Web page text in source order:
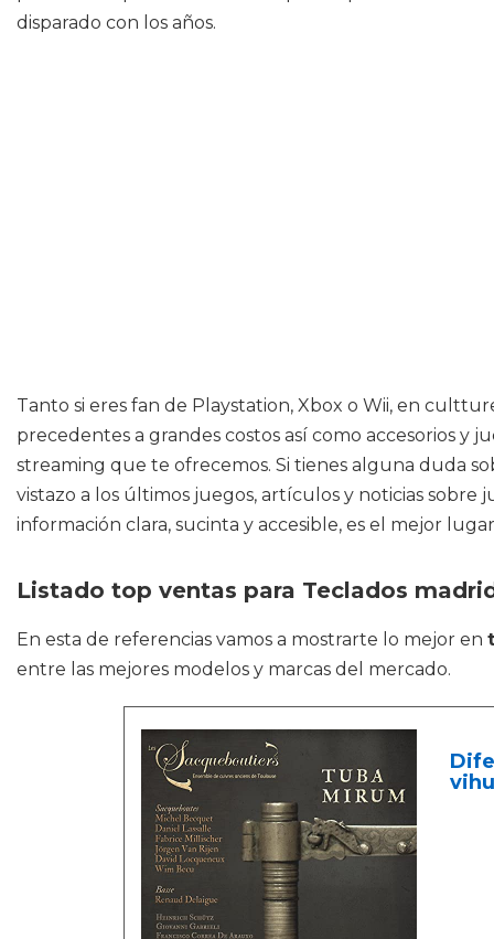
disparado con los años.
Tanto si eres fan de Playstation, Xbox o Wii, en
precedentes a grandes costos así como accesorios y
streaming que te ofrecemos. Si tienes alguna duda
vistazo a los últimos juegos, artículos y noticias
información clara, sucinta y accesible, es el mejor
Listado top ventas para Teclados
En esta de referencias vamos a mostrarte lo mejor en
entre las mejores modelos y marcas del mercado.